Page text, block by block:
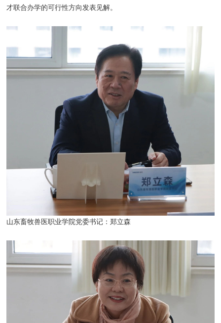
才联合办学的可行性方向发表见解。
山东畜牧兽医职业学院党委书记：郑立森